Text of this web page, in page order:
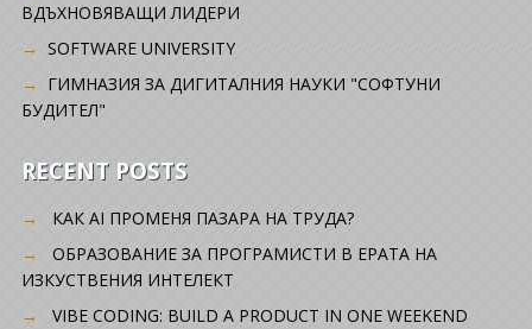
ВДЪХНОВЯВАЩИ ЛИДЕРИ
SOFTWARE UNIVERSITY
ГИМНАЗИЯ ЗА ДИГИТАЛНИЯ НАУКИ "СОФТУНИ
БУДИТЕЛ"
RECENT POSTS
КАК AI ПРОМЕНЯ ПАЗАРА НА ТРУДА?
ОБРАЗОВАНИЕ ЗА ПРОГРАМИСТИ В ЕРАТА НА
ИЗКУСТВЕНИЯ ИНТЕЛЕКТ
VIBE CODING: BUILD A PRODUCT IN ONE WEEKEND